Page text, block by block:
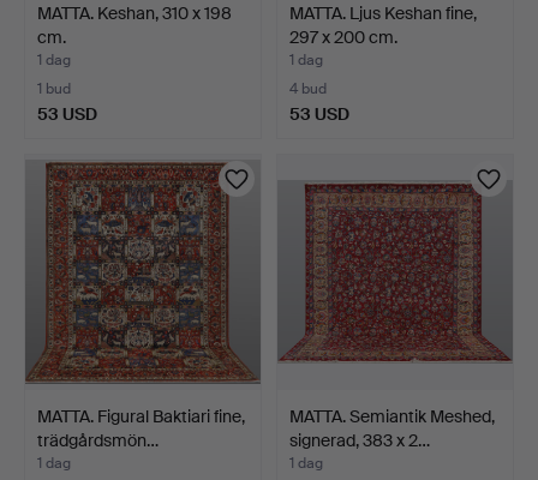
MATTA. Keshan, 310 x 198
cm.
1 dag
1 bud
53 USD
MATTA. Ljus Keshan fine,
297 x 200 cm.
1 dag
4 bud
53 USD
MATTA. Figural Baktiari fine,
trädgårdsmön…
1 dag
MATTA. Semiantik Meshed,
signerad, 383 x 2…
1 dag